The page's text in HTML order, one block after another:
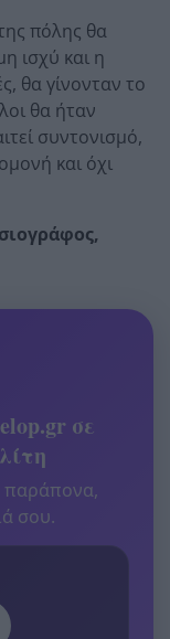
πόλης θα
ισχύ και η
θα γίνονταν το
θα ήταν
συντονισμό,
και όχι
σε
παράπονα,
σου.